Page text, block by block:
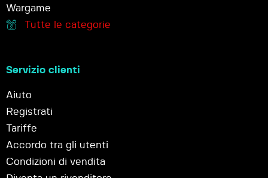
Wargame
Tutte le categorie
Servizio clienti
Aiuto
Registrati
Tariffe
Accordo tra gli utenti
Condizioni di vendita